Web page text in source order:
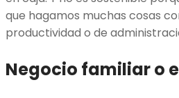
que hagamos muchas cosas
productividad o de
Negocio familiar o